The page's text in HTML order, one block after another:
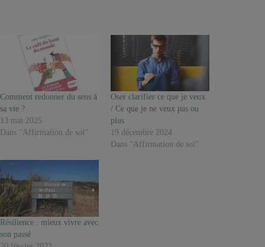
Comment redonner du sens à
sa vie ?
13 mai 2025
Dans "Affirmation de soi"
Oser clarifier ce que je veux
/ Ce que je ne veux pas ou
plus
19 décembre 2024
Dans "Affirmation de soi"
Résilience : mieux vivre avec
son passé